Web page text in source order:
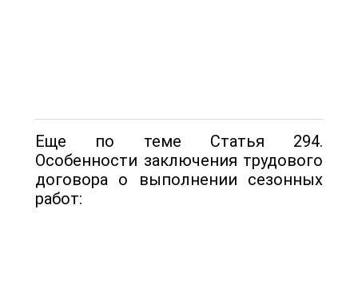
Еще по теме Статья 294.
Особенности заключения трудового
договора о выполнении сезонных
работ: